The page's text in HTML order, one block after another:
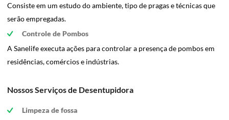
Consiste em um estudo do ambiente, tipo de pragas e técnicas que
serão empregadas.
Controle de Pombos
A Sanelife executa ações para controlar a presença de pombos em
residências, comércios e indústrias.
Nossos Serviços de Desentupidora
Limpeza de fossa